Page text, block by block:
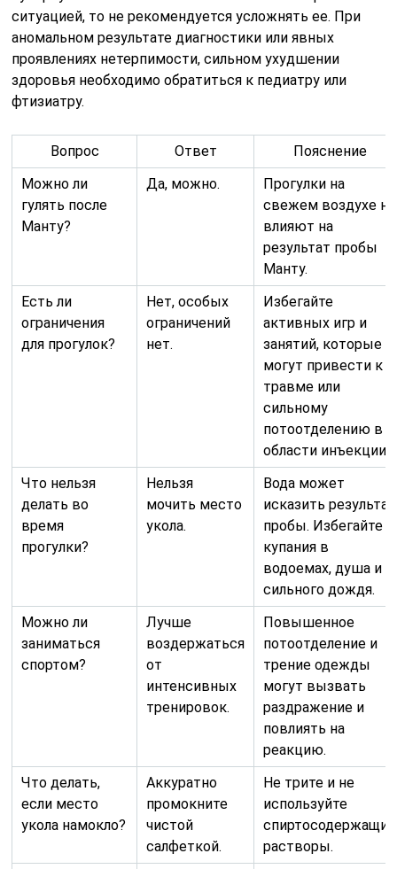
ситуацией, то не рекомендуется усложнять ее. При
аномальном результате диагностики или явных
проявлениях нетерпимости, сильном ухудшении
здоровья необходимо обратиться к педиатру или
фтизиатру.
Вопрос Ответ
Пояснение
Можно ли
гулять после
Манту?
Да, можно.
Прогулки на
свежем воздухе не
влияют на
результат пробы
Манту.
Есть ли
ограничения
для прогулок?
Нет, особых
ограничений
нет.
Избегайте
активных игр и
занятий, которые
могут привести к
травме или
сильному
потоотделению в
области инъекции.
Что нельзя
делать во
время
прогулки?
Нельзя
мочить место
укола.
Вода может
исказить результат
пробы. Избегайте
купания в
водоемах, душа и
сильного дождя.
Можно ли
заниматься
спортом?
Лучше
воздержаться
от
интенсивных
тренировок.
Повышенное
потоотделение и
трение одежды
могут вызвать
раздражение и
повлиять на
реакцию.
Что делать,
если место
укола намокло?
Аккуратно
промокните
чистой
салфеткой.
Не трите и не
используйте
спиртосодержащие
растворы.